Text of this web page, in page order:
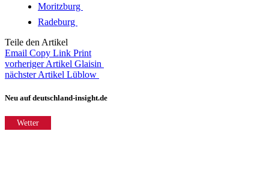
Moritzburg
Radeburg
Teile den Artikel
Email Copy Link Print
vorheriger Artikel Glaisin
nächster Artikel Lüblow
Neu auf deutschland-insight.de
Wetter